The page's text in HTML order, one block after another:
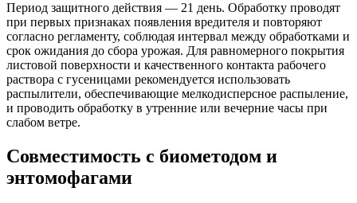
Период защитного действия — 21 день. Обработку проводят
при первых признаках появления вредителя и повторяют
согласно регламенту, соблюдая интервал между обработками и
срок ожидания до сбора урожая. Для равномерного покрытия
листовой поверхности и качественного контакта рабочего
раствора с гусеницами рекомендуется использовать
распылители, обеспечивающие мелкодисперсное распыление,
и проводить обработку в утренние или вечерние часы при
слабом ветре.
Совместимость с биометодом и
энтомофагами